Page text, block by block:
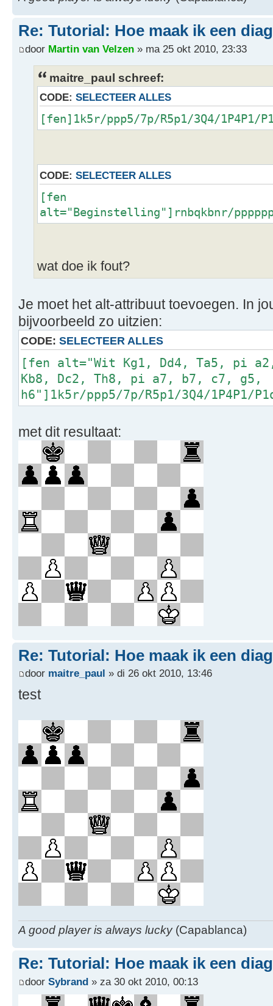
Re: Tutorial: Hoe maak ik een
door Martin van Velzen » ma 25 okt 2010, 23:33
maitre_paul schreef:
CODE: SELECTEER ALLES
[fen]1k5r/ppp5/7p/R5p1/3Q4/1P4P1/
CODE: SELECTEER ALLES
[fen
alt="Beginstelling"]rnbqkbnr/
wat doe ik fout?
Je moet het alt-attribuut toevoegen. In
bijvoorbeeld zo uitzien:
CODE: SELECTEER ALLES
[fen alt="Wit Kg1, Dd4, Ta5, pi
Kb8, Dc2, Th8, pi a7, b7, c7, g5,
h6"]1k5r/ppp5/7p/R5p1/3Q4/1P4P1/
met dit resultaat:
Re: Tutorial: Hoe maak ik een
door maitre_paul » di 26 okt 2010, 13:46
test
A good player is always lucky(Capablanca)
Re: Tutorial: Hoe maak ik een
door Sybrand » za 30 okt 2010, 00:13